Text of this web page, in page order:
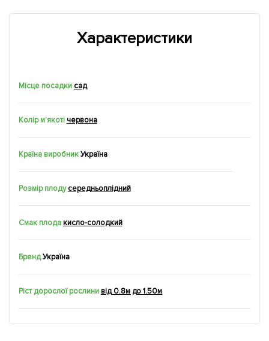
Характеристики
Місце посадки сад
Колір м'якоті червона
Країна виробник Україна
Розмір плоду середньоплідний
Смак плодакисло-солодкий
БрендУкраїна
Ріст дорослої рослини від 0.8м до 1.50м